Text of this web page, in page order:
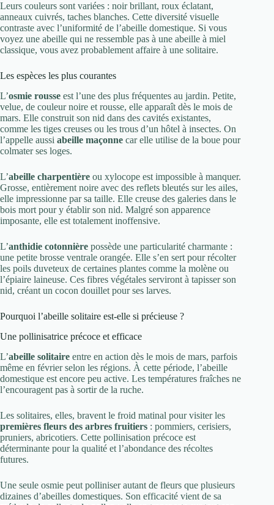
Leurs couleurs sont variées : noir brillant, roux éclatant,
anneaux cuivrés, taches blanches. Cette diversité visuelle
contraste avec l’uniformité de l’abeille domestique. Si vous
voyez une abeille qui ne ressemble pas à une abeille à miel
classique, vous avez probablement affaire à une solitaire.
Les espèces les plus courantes
L’osmie rousse est l’une des plus fréquentes au jardin. Petite,
velue, de couleur noire et rousse, elle apparaît dès le mois de
mars. Elle construit son nid dans des cavités existantes,
comme les tiges creuses ou les trous d’un hôtel à insectes. On
l’appelle aussi abeille maçonne car elle utilise de la boue pour
colmater ses loges.
L’abeille charpentière ou xylocope est impossible à manquer.
Grosse, entièrement noire avec des reflets bleutés sur les ailes,
elle impressionne par sa taille. Elle creuse des galeries dans le
bois mort pour y établir son nid. Malgré son apparence
imposante, elle est totalement inoffensive.
L’anthidie cotonnière possède une particularité charmante :
une petite brosse ventrale orangée. Elle s’en sert pour récolter
les poils duveteux de certaines plantes comme la molène ou
l’épiaire laineuse. Ces fibres végétales serviront à tapisser son
nid, créant un cocon douillet pour ses larves.
Pourquoi l’abeille solitaire est-elle si précieuse ?
Une pollinisatrice précoce et efficace
L’abeille solitaire entre en action dès le mois de mars, parfois
même en février selon les régions. À cette période, l’abeille
domestique est encore peu active. Les températures fraîches ne
l’encouragent pas à sortir de la ruche.
Les solitaires, elles, bravent le froid matinal pour visiter les
premières fleurs des arbres fruitiers : pommiers, cerisiers,
pruniers, abricotiers. Cette pollinisation précoce est
déterminante pour la qualité et l’abondance des récoltes
futures.
Une seule osmie peut polliniser autant de fleurs que plusieurs
dizaines d’abeilles domestiques. Son efficacité vient de sa